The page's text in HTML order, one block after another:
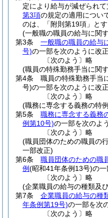
定により給与が減ぜられ
第3項の規定の適用につい
のは、「附則第19項」とす
(一般職の職員の給与に関
第3条
一般職の職員の給与
号)の一部を次のように改正
〔次のよう〕略
(職員の特殊勤務手当に関
第4条
職員の特殊勤務手当
号)の一部を次のように改正
〔次のよう〕略
(職務に専念する義務の特
第5条
職務に専念する義務
例第10号)の一部を次のよ
〔次のよう〕略
(職員団体のための職員の
一部改正)
第6条
職員団体のための職
例(昭和41年条例13号)の一
〔次のよう〕略
(企業職員の給与の種類及
第7条
企業職員の給与の種
年条例第19号)の一部を次
〔次のよう〕略